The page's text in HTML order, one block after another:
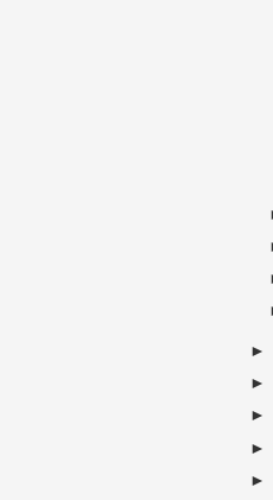
►
►
►
►
►